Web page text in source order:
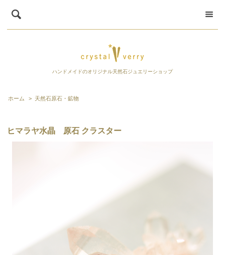
ハンドメイドのオリジナル天然石ジュエリーショップ
ホーム > 天然石原石・鉱物
ヒマラヤ水晶 原石 クラスター